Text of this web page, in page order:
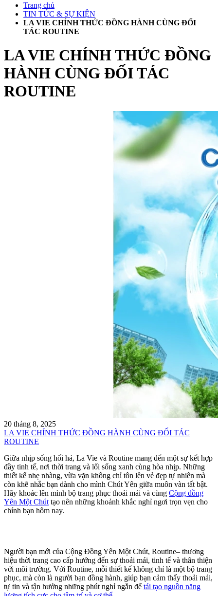
Trang chủ
TIN TỨC & SỰ KIỆN
LA VIE CHÍNH THỨC ĐỒNG HÀNH CÙNG ĐỐI
TÁC ROUTINE
LA VIE CHÍNH THỨC ĐỒNG
HÀNH CÙNG ĐỐI TÁC
ROUTINE
20 tháng 8, 2025
LA VIE CHÍNH THỨC ĐỒNG HÀNH CÙNG ĐỐI TÁC
ROUTINE
Giữa nhịp sống hối hả, La Vie và Routine mang đến một sự kết hợp
đầy tinh tế, nơi thời trang và lối sống xanh cùng hòa nhịp. Những
thiết kế nhẹ nhàng, vừa vặn không chỉ tôn lên vẻ đẹp tự nhiên mà
còn khẽ nhắc bạn dành cho mình Chút Yên giữa muôn vàn tất bật.
Hãy khoác lên mình bộ trang phục thoải mái và cùng Cộng đồng
Yên Một Chút tạo nên những khoảnh khắc nghỉ ngơi trọn vẹn cho
chính bạn hôm nay.
Người bạn mới của Cộng Đồng Yên Một Chút, Routine– thương
hiệu thời trang cao cấp hướng đến sự thoải mái, tinh tế và thân thiện
với môi trường. Với Routine, mỗi thiết kế không chỉ là một bộ trang
phục, mà còn là người bạn đồng hành, giúp bạn cảm thấy thoải mái,
tự tin và tận hưởng những phút nghỉ ngắn để tái tạo nguồn năng